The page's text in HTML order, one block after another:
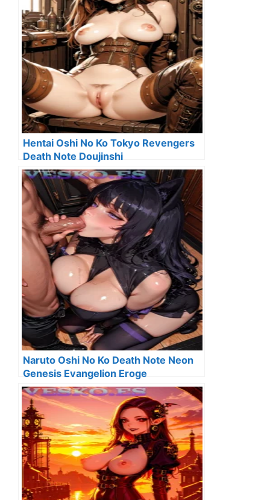
Hentai Oshi No Ko Tokyo Revengers
Death Note Doujinshi
Naruto Oshi No Ko Death Note Neon
Genesis Evangelion Eroge